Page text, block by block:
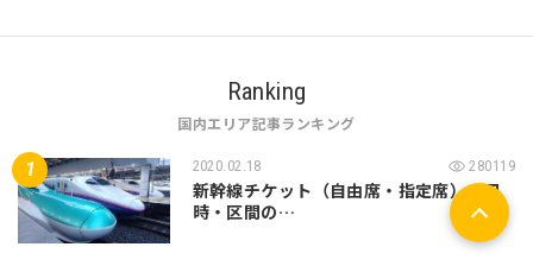
Ranking
国内エリア記事ランキング
2020.02.18 280119
新幹線チケット（自由席・指定席）の日
時・区間の…